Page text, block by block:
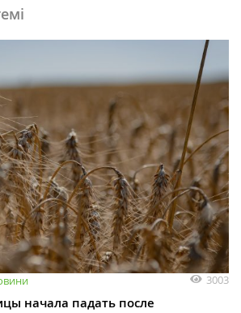
3003
начала падать после